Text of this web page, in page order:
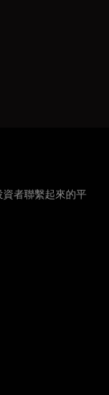
資者聯繫起來的平